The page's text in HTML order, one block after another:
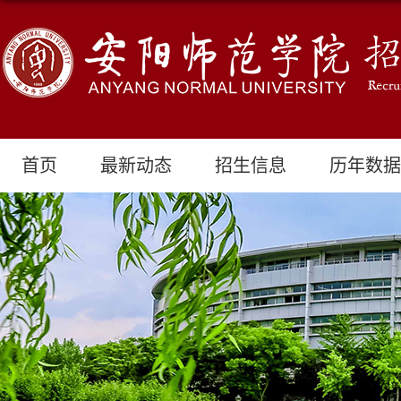
首页 最新动态 招生信息 历年数据